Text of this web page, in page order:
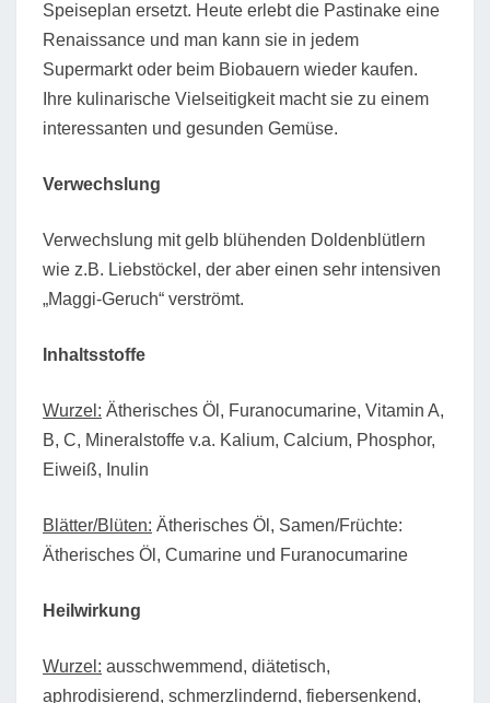
Speiseplan ersetzt. Heute erlebt die Pastinake eine
Renaissance und man kann sie in jedem
Supermarkt oder beim Biobauern wieder kaufen.
Ihre kulinarische Vielseitigkeit macht sie zu einem
interessanten und gesunden Gemüse.
Verwechslung
Verwechslung mit gelb blühenden Doldenblütlern
wie z.B. Liebstöckel, der aber einen sehr intensiven
„Maggi-Geruch“ verströmt.
Inhaltsstoffe
Wurzel: Ätherisches Öl, Furanocumarine, Vitamin A,
B, C, Mineralstoffe v.a. Kalium, Calcium, Phosphor,
Eiweiß, Inulin
Blätter/Blüten: Ätherisches Öl, Samen/Früchte:
Ätherisches Öl, Cumarine und Furanocumarine
Heilwirkung
Wurzel: ausschwemmend, diätetisch,
aphrodisierend, schmerzlindernd, fiebersenkend,